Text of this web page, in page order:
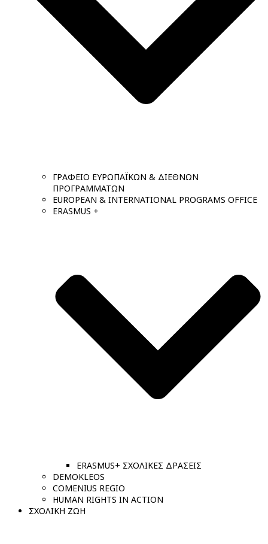
ΓΡΑΦΕΙΟ ΕΥΡΩΠΑΪΚΩΝ & ΔΙΕΘΝΩΝ
ΠΡΟΓΡΑΜΜΑΤΩΝ
EUROPEAN & INTERNATIONAL PROGRAMS OFFICE
ERASMUS +
ERASMUS+ ΣΧΟΛΙΚΕΣ ΔΡΑΣΕΙΣ
DEMOKLEOS
COMENIUS REGIO
HUMAN RIGHTS IN ACTION
ΣΧΟΛΙΚΗ ΖΩΗ